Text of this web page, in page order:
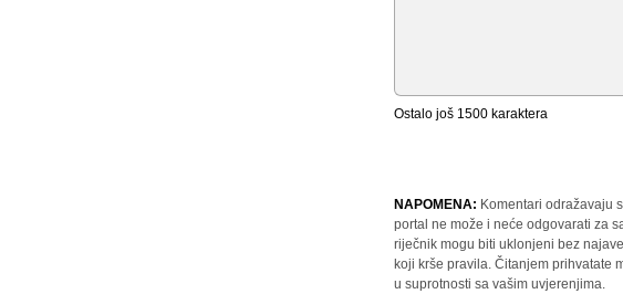
Ostalo još 1500 karaktera
NAPOMENA: Komentari odražavaju
portal ne može i neće odgovarati za
riječnik mogu biti uklonjeni bez
koji krše pravila. Čitanjem prihvatate
u suprotnosti sa vašim uvjerenjima.